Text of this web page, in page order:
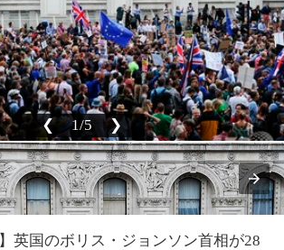
❮ 1/5 ❯
】英国のボリス・ジョンソン首相が28